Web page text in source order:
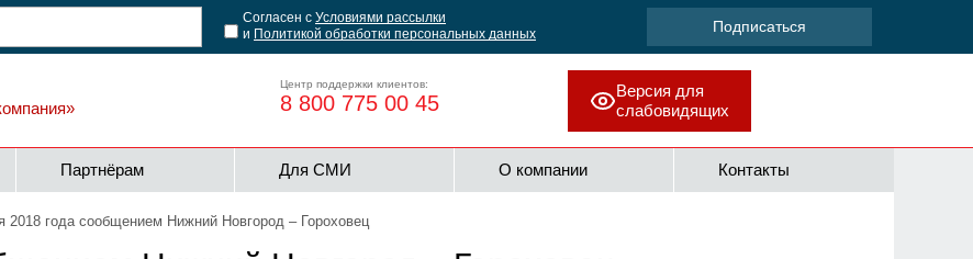
Согласен с Условиями рассылки
и Политикой обработки персональных данных
Центр поддержки клиентов:
8 800 775 00 45
Версия для
слабовидящих
Партнёрам Для СМИ О компании Контакты
2018 года сообщением Нижний Новгород – Гороховец